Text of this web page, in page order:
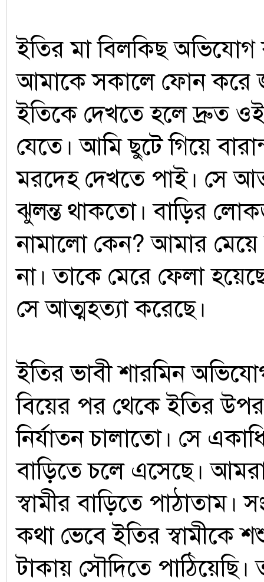
ইতির মা বিলকিছ
আমাকে সকালে ফোন করে
ইতিকে দেখতে হলে দ্রুত
যেতে। আমি ছুটে গিয়ে
মরদেহ দেখতে পাই। সে
ঝুলন্ত থাকতো। বাড়ির
নামালো কেন? আমার
না। তাকে মেরে ফেলা
সে আত্মহত্যা করেছে।
ইতির ভাবী শারমিন
বিয়ের পর থেকে ইতির
নির্যাতন চালাতো। সে
বাড়িতে চলে এসেছে।
স্বামীর বাড়িতে পাঠাতাম।
কথা ভেবে ইতির স্বামীকে
টাকায় সৌদিতে